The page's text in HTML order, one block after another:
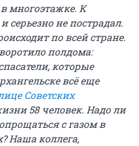
многоэтажке. К
серьезно не пострадал.
по всей стране.
полдома:
которые
всё еще
Советских
58 человек. Надо ли
с газом в
Наша коллега,